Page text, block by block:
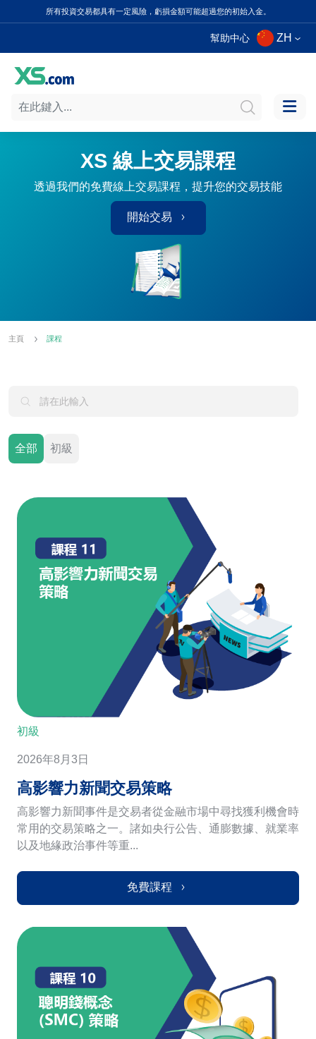
所有投資交易都具有一定風險，虧損金額可能超過您的初始入金。
幫助中心 ZH
XS 線上交易課程
透過我們的免費線上交易課程，提升您的交易技能
開始交易
主頁 課程
全部 初級
初級
2026年8月3日
高影響力新聞交易策略
高影響力新聞事件是交易者從金融市場中尋找獲利機會時
常用的交易策略之一。諸如央行公告、通膨數據、就業率
以及地緣政治事件等重...
免費課程